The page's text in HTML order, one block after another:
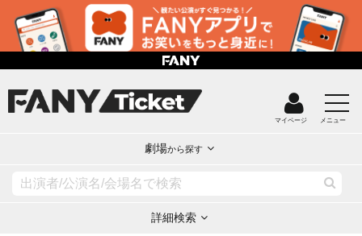
マイページ メニュー
劇場から探す
詳細検索